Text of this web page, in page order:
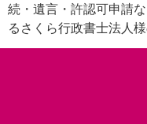
続・遺言・許認可申請
るさくら行政書士法人